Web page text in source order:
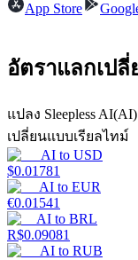
Launchpool
การเซ้งแบบยืด
App Store
อัตราแลกเปลี่
แปลง Sleepless
เปลี่ยนแบบเรียลไทม์
AI to USD
$0.01781
AI to EUR
€0.01541
AI to BRL
R$0.09081
AI to RUB